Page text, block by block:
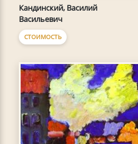
Кандинский, Василий
Васильевич
СТОИМОСТЬ